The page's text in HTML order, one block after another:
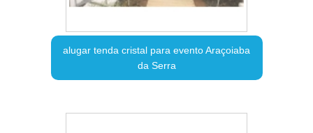
alugar tenda cristal para evento Araçoiaba
da Serra